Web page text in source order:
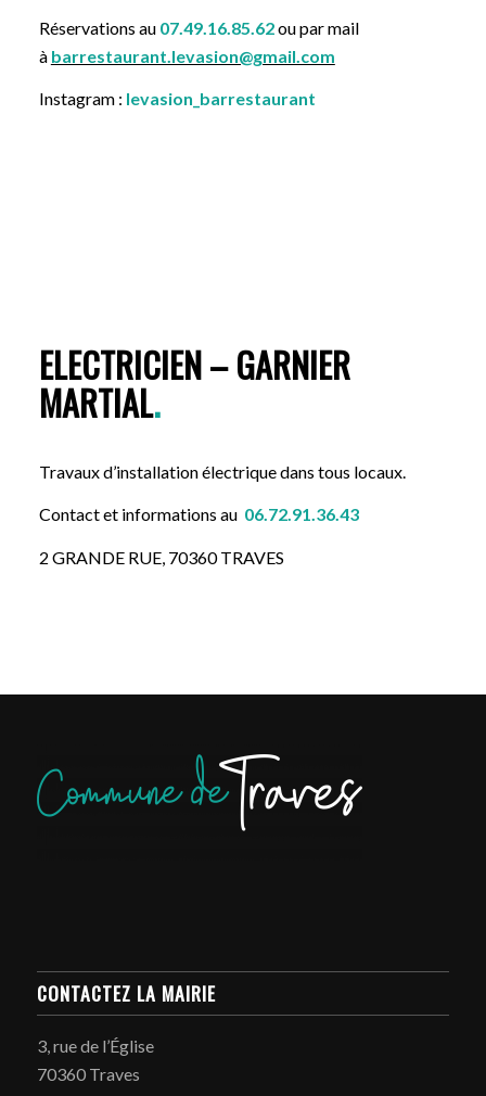
Réservations au 07.49.16.85.62ou par mail
à barrestaurant.levasion@gmail.com
Instagram : levasion_barrestaurant
ELECTRICIEN – GARNIER
MARTIAL.
Travaux d’installation électrique dans tous locaux.
Contact et informations au 06.72.91.36.43
2 GRANDE RUE, 70360 TRAVES
CONTACTEZ LA MAIRIE
3, rue de l’Église
70360 Traves